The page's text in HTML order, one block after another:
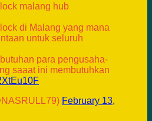
malang hub
di Malang yang mana
untuk seluruh
para pengusaha-
saaat ini membutuhkan
February 13,